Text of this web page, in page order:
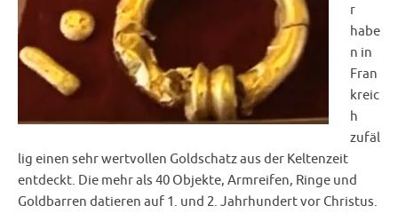
r
habe
n in
Fran
kreic
h
zufäl
lig einen sehr wertvollen Goldschatz aus der Keltenzeit
entdeckt. Die mehr als 40 Objekte, Armreifen, Ringe und
Goldbarren datieren auf 1. und 2. Jahrhundert vor Christus.